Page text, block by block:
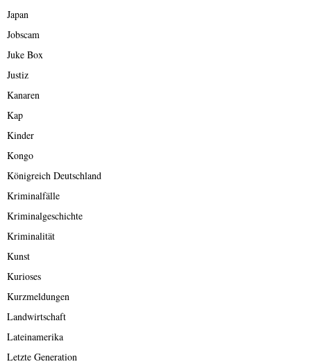
Japan
Jobscam
Juke Box
Justiz
Kanaren
Kap
Kinder
Kongo
Königreich Deutschland
Kriminalfälle
Kriminalgeschichte
Kriminalität
Kunst
Kurioses
Kurzmeldungen
Landwirtschaft
Lateinamerika
Letzte Generation